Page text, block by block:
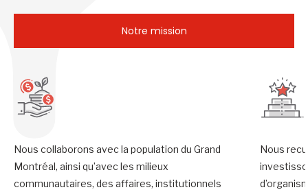
Notre mission
Nous collaborons avec la population du Grand
Montréal, ainsi qu’avec les milieux
communautaires, des affaires, institutionnels
Nous